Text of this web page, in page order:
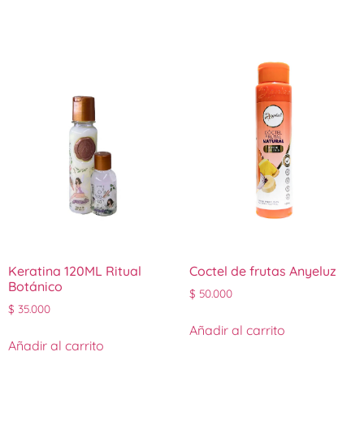
Keratina 120ML Ritual
Botánico
$ 35.000
Añadir al carrito
Coctel de frutas Anyeluz
$ 50.000
Añadir al carrito